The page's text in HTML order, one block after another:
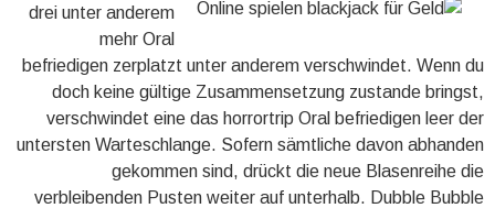
drei unter anderem
mehr Oral
befriedigen zerplatzt unter anderem verschwindet. Wenn du
doch keine gültige Zusammensetzung zustande bringst,
verschwindet eine das horrortrip Oral befriedigen leer der
untersten Warteschlange. Sofern sämtliche davon abhanden
gekommen sind, drückt die neue Blasenreihe die
verbleibenden Pusten weiter auf unterhalb. Dubble Bubble